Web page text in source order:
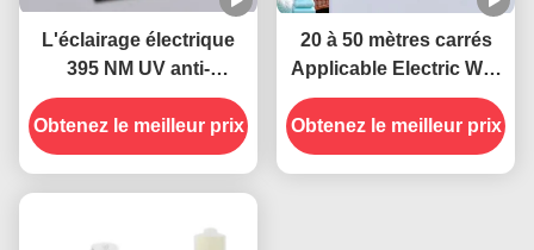
L'éclairage électrique
395 NM UV anti-
moustiques durable et
efficace
Obtenez le meilleur prix
20 à 50 mètres carrés
Applicable Electric Wall
Plug-in Socket UV
Lampes anti-
moustiques État solide
Obtenez le meilleur prix